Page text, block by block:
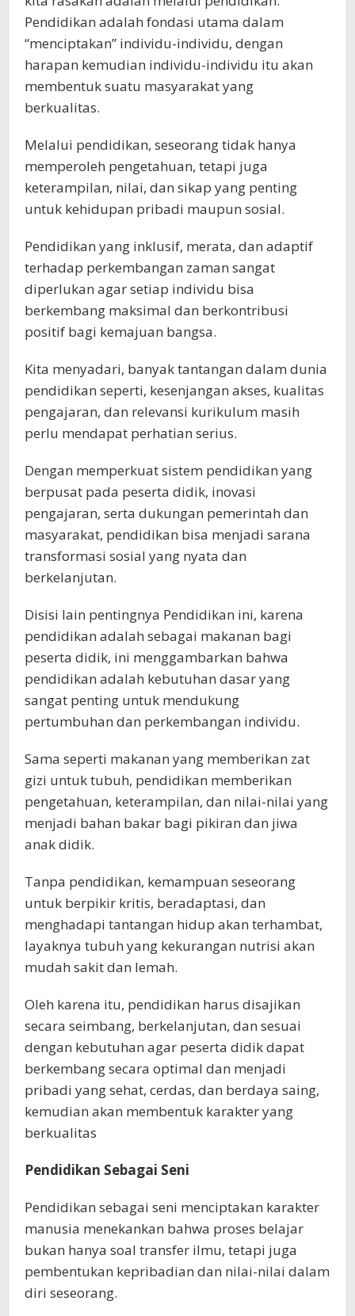
Pendidikan adalah fondasi utama dalam
“menciptakan” individu-individu, dengan
harapan kemudian individu-individu itu akan
membentuk suatu masyarakat yang
berkualitas.
Melalui pendidikan, seseorang tidak hanya
memperoleh pengetahuan, tetapi juga
keterampilan, nilai, dan sikap yang penting
untuk kehidupan pribadi maupun sosial.
Pendidikan yang inklusif, merata, dan adaptif
terhadap perkembangan zaman sangat
diperlukan agar setiap individu bisa
berkembang maksimal dan berkontribusi
positif bagi kemajuan bangsa.
Kita menyadari, banyak tantangan dalam dunia
pendidikan seperti, kesenjangan akses, kualitas
pengajaran, dan relevansi kurikulum masih
perlu mendapat perhatian serius.
Dengan memperkuat sistem pendidikan yang
berpusat pada peserta didik, inovasi
pengajaran, serta dukungan pemerintah dan
masyarakat, pendidikan bisa menjadi sarana
transformasi sosial yang nyata dan
berkelanjutan.
Disisi lain pentingnya Pendidikan ini, karena
pendidikan adalah sebagai makanan bagi
peserta didik, ini menggambarkan bahwa
pendidikan adalah kebutuhan dasar yang
sangat penting untuk mendukung
pertumbuhan dan perkembangan individu.
Sama seperti makanan yang memberikan zat
gizi untuk tubuh, pendidikan memberikan
pengetahuan, keterampilan, dan nilai-nilai yang
menjadi bahan bakar bagi pikiran dan jiwa
anak didik.
Tanpa pendidikan, kemampuan seseorang
untuk berpikir kritis, beradaptasi, dan
menghadapi tantangan hidup akan terhambat,
layaknya tubuh yang kekurangan nutrisi akan
mudah sakit dan lemah.
Oleh karena itu, pendidikan harus disajikan
secara seimbang, berkelanjutan, dan sesuai
dengan kebutuhan agar peserta didik dapat
berkembang secara optimal dan menjadi
pribadi yang sehat, cerdas, dan berdaya saing,
kemudian akan membentuk karakter yang
berkualitas
Pendidikan Sebagai Seni
Pendidikan sebagai seni menciptakan karakter
manusia menekankan bahwa proses belajar
bukan hanya soal transfer ilmu, tetapi juga
pembentukan kepribadian dan nilai-nilai dalam
diri seseorang.